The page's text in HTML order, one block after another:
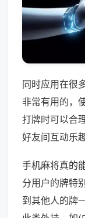
同时应用在很
非常有用的，
打牌时可以合
好友间互动乐趣
手机麻将真的
分用户的牌特
到其他人的牌